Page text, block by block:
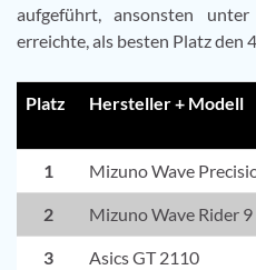
aufgeführt, ansonsten unter
erreichte, als besten Platz den
Platz Hersteller + Modell
1 Mizuno Wave
2 Mizuno Wave Rider 9
3 Asics GT 2110